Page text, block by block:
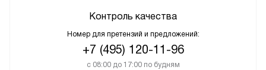
Контроль качества
Номер для претензий и предложений:
+7 (495) 120-11-96
с 08:00 до 17:00 по будням